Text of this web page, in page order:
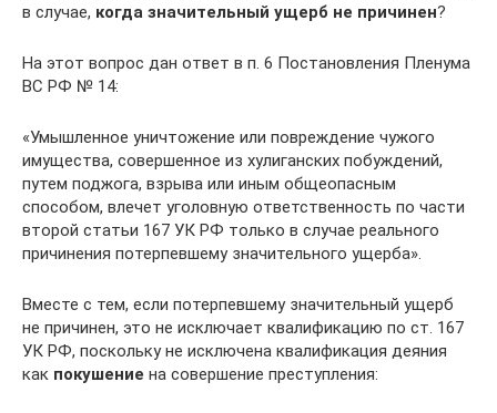
в случае, когда значительный ущерб не причинен?
На этот вопрос дан ответ в п. 6 Постановления Пленума
ВС РФ № 14:
«Умышленное уничтожение или повреждение чужого
имущества, совершенное из хулиганских побуждений,
путем поджога, взрыва или иным общеопасным
способом, влечет уголовную ответственность по части
второй статьи 167 УК РФ только в случае реального
причинения потерпевшему значительного ущерба».
Вместе с тем, если потерпевшему значительный ущерб
не причинен, это не исключает квалификацию по ст. 167
УК РФ, поскольку не исключена квалификация деяния
как покушение на совершение преступления: